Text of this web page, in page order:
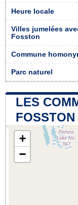
Heure locale
Villes jumelées
Fosston
Commune
Parc naturel
LES
FOSSTON
+
−